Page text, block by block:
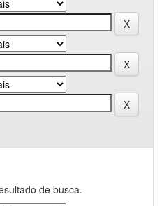
de busca.